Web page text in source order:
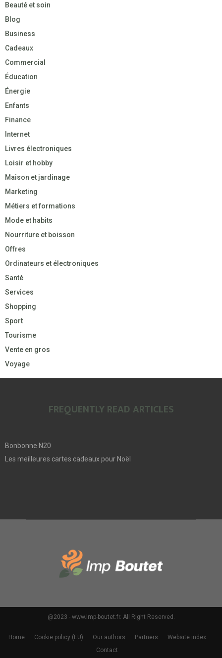
Beauté et soin
Blog
Business
Cadeaux
Commercial
Éducation
Énergie
Enfants
Finance
Internet
Livres électroniques
Loisir et hobby
Maison et jardinage
Marketing
Métiers et formations
Mode et habits
Nourriture et boisson
Offres
Ordinateurs et électroniques
Santé
Services
Shopping
Sport
Tourisme
Vente en gros
Voyage
FREQUENTLY READ ARTICLES
Bonbonne N20
Les meilleures cartes cadeaux pour Noël
@2023 - www.Imp-boutet.fr. All Right Reserved.
Home Cookie policy (EU) Our authors Partners
Website index
Contact